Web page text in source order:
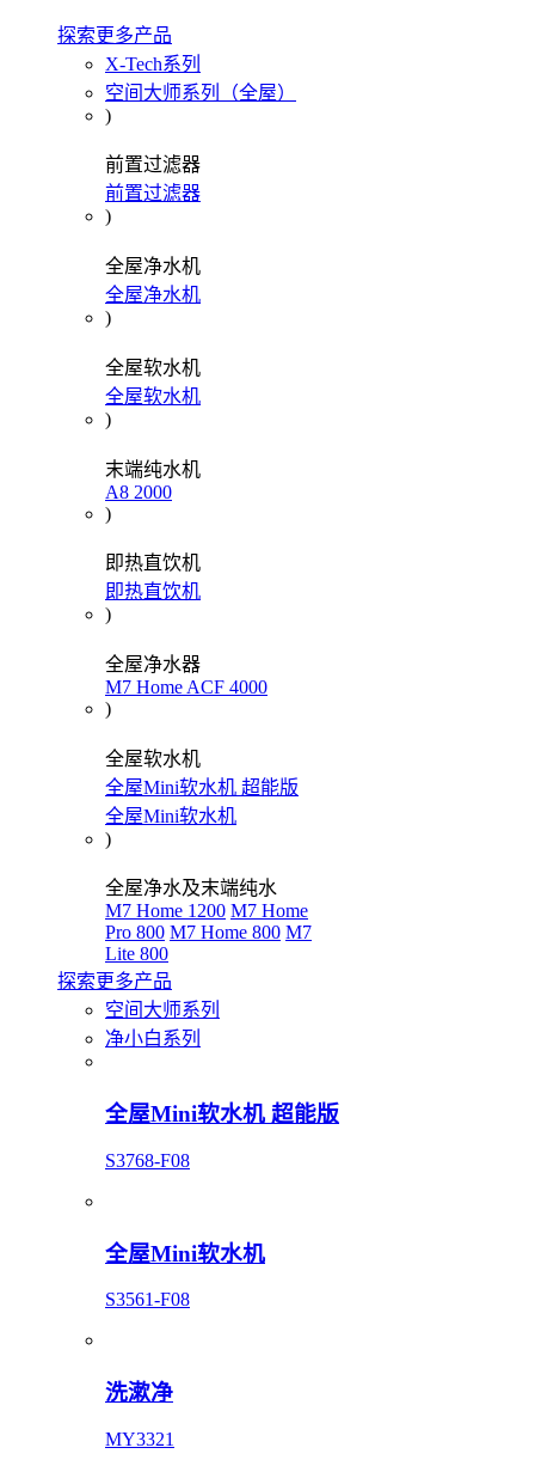
探索更多产品
X-Tech系列
空间大师系列（全屋）
)
前置过滤器
前置过滤器
)
全屋净水机
全屋净水机
)
全屋软水机
全屋软水机
)
末端纯水机
A8 2000
)
即热直饮机
即热直饮机
)
全屋净水器
M7 Home ACF 4000
)
全屋软水机
全屋Mini软水机 超能版
全屋Mini软水机
)
全屋净水及末端纯水
M7 Home 1200 M7 Home
Pro 800 M7 Home 800 M7
Lite 800
探索更多产品
空间大师系列
净小白系列
全屋Mini软水机 超能版
S3768-F08
全屋Mini软水机
S3561-F08
洗漱净
MY3321